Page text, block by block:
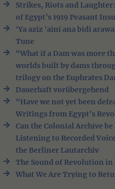
Strikes, Riots and
of Egypt’s 1919 Peasant
'Ya aziz 'aini ana bidi
Tune
“What if a Dam was more
worlds built by dams
trilogy on the Euphrates
Dauerhaft vorübergehend
“Have we not yet been
Writings from Egypt’s
Can the Colonial Archive
Listening to Recorded
the Berliner Lautarchiv
The Sound of Revolution
What We Are Trying to